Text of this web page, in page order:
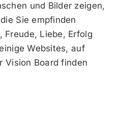
und Bilder zeigen,
Sie empfinden
Freude, Liebe, Erfolg
Websites, auf
Vision Board finden